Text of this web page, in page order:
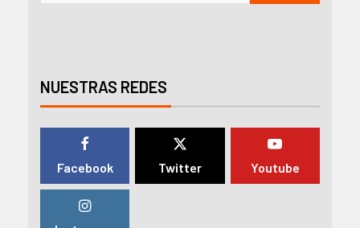
NUESTRAS REDES
Facebook Twitter Youtube